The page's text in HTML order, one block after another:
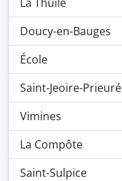
Doucy-en-Bauges
École
Saint-Jeoire-Prieuré
Vimines
La Compôte
Saint-Sulpice